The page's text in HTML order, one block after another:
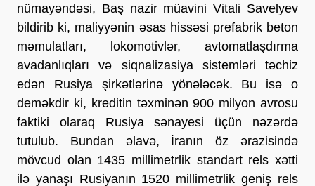
nümayəndəsi, Baş nazir müavini Vitali Savelyev
bildirib ki, maliyyənin əsas hissəsi prefabrik beton
məmulatları, lokomotivlər, avtomatlaşdırma
avadanlıqları və siqnalizasiya sistemləri təchiz
edən Rusiya şirkətlərinə yönələcək. Bu isə o
deməkdir ki, kreditin təxminən 900 milyon avrosu
faktiki olaraq Rusiya sənayesi üçün nəzərdə
tutulub. Bundan əlavə, İranın öz ərazisində
mövcud olan 1435 millimetrlik standart rels xətti
ilə yanaşı Rusiyanın 1520 millimetrlik geniş rels